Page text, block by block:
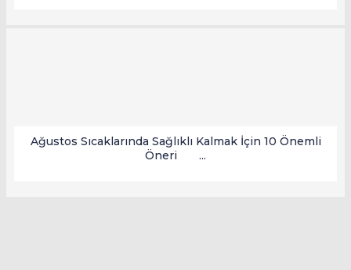
Ağustos Sıcaklarında Sağlıklı Kalmak İçin 10 Önemli
Öneri ...